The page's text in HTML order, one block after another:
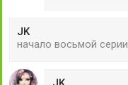
JK
начало восьмой